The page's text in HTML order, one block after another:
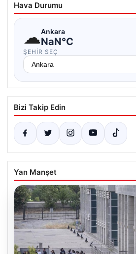
Hava Durumu
☁Ankara
NaN°C
ŞEHIR SEÇ
Bizi Takip Edin
Yan Manşet